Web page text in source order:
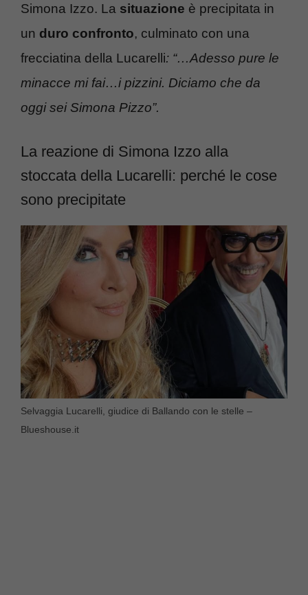
Simona Izzo. La situazione è precipitata in
un duro confronto, culminato con una
frecciatina della Lucarelli: “…Adesso pure le
minacce mi fai…i pizzini. Diciamo che da
oggi sei Simona Pizzo”.
La reazione di Simona Izzo alla
stoccata della Lucarelli: perché le cose
sono precipitate
Selvaggia Lucarelli, giudice di Ballando con le stelle –
Blueshouse.it